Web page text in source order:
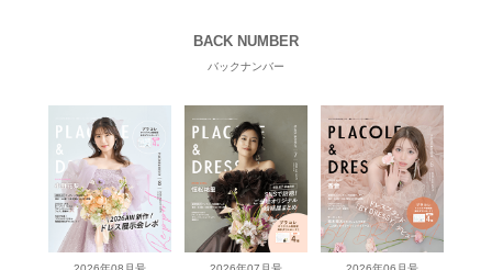
BACK NUMBER
バックナンバー